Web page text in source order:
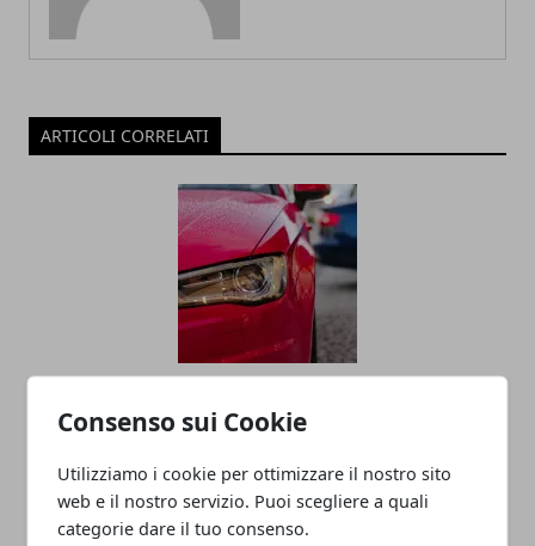
Consenso sui Cookie
Utilizziamo i cookie per ottimizzare il nostro sito
web e il nostro servizio. Puoi scegliere a quali
categorie dare il tuo consenso.
ARTICOLI CORRELATI
il concetto di proprietà dei veicoli